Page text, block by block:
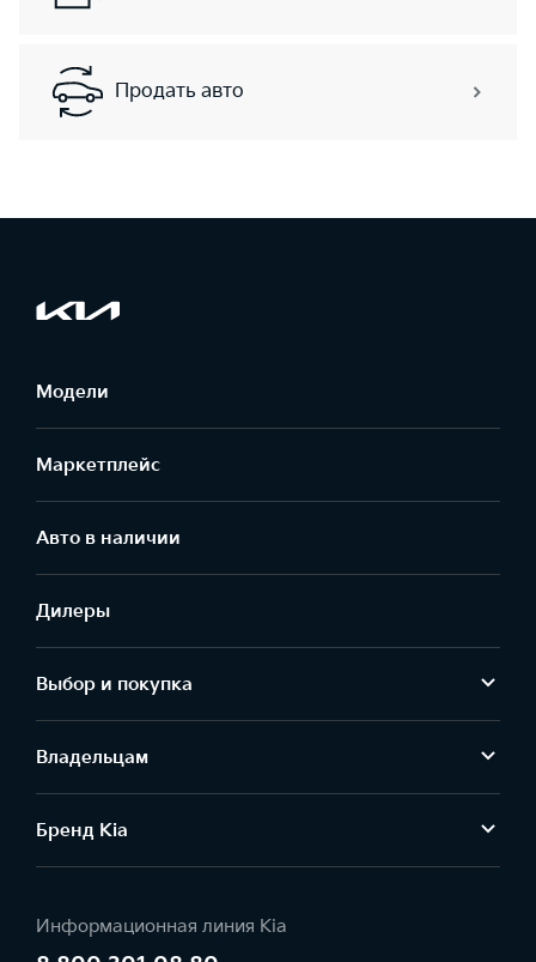
Продать авто
Модели
Маркетплейс
Aвто в наличии
Дилеры
Выбор и покупка
Владельцам
Бренд Kia
Информационная линия Kia